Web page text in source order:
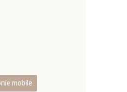
mobile